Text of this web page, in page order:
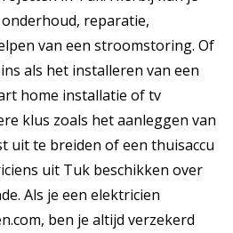
reparatie,
van een stroomstoring. Of
als het installeren van een
home installatie of tv
klus zoals het aanleggen van
uit te breiden of een thuisaccu
uit Tuk beschikken over
Als je een elektricien
ben je altijd verzekerd